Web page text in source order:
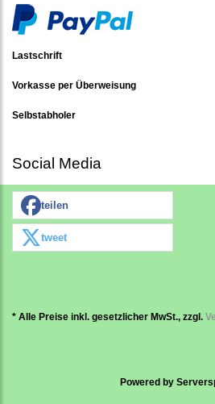
Lastschrift
Vorkasse per Überweisung
Selbstabholer
Social Media
teilen
tweet
* Alle Preise inkl. gesetzlicher MwSt., zzgl.
Powered by